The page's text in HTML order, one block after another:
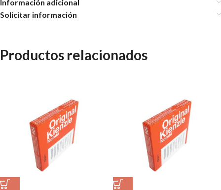
Información adicional
Solicitar información
Productos relacionados